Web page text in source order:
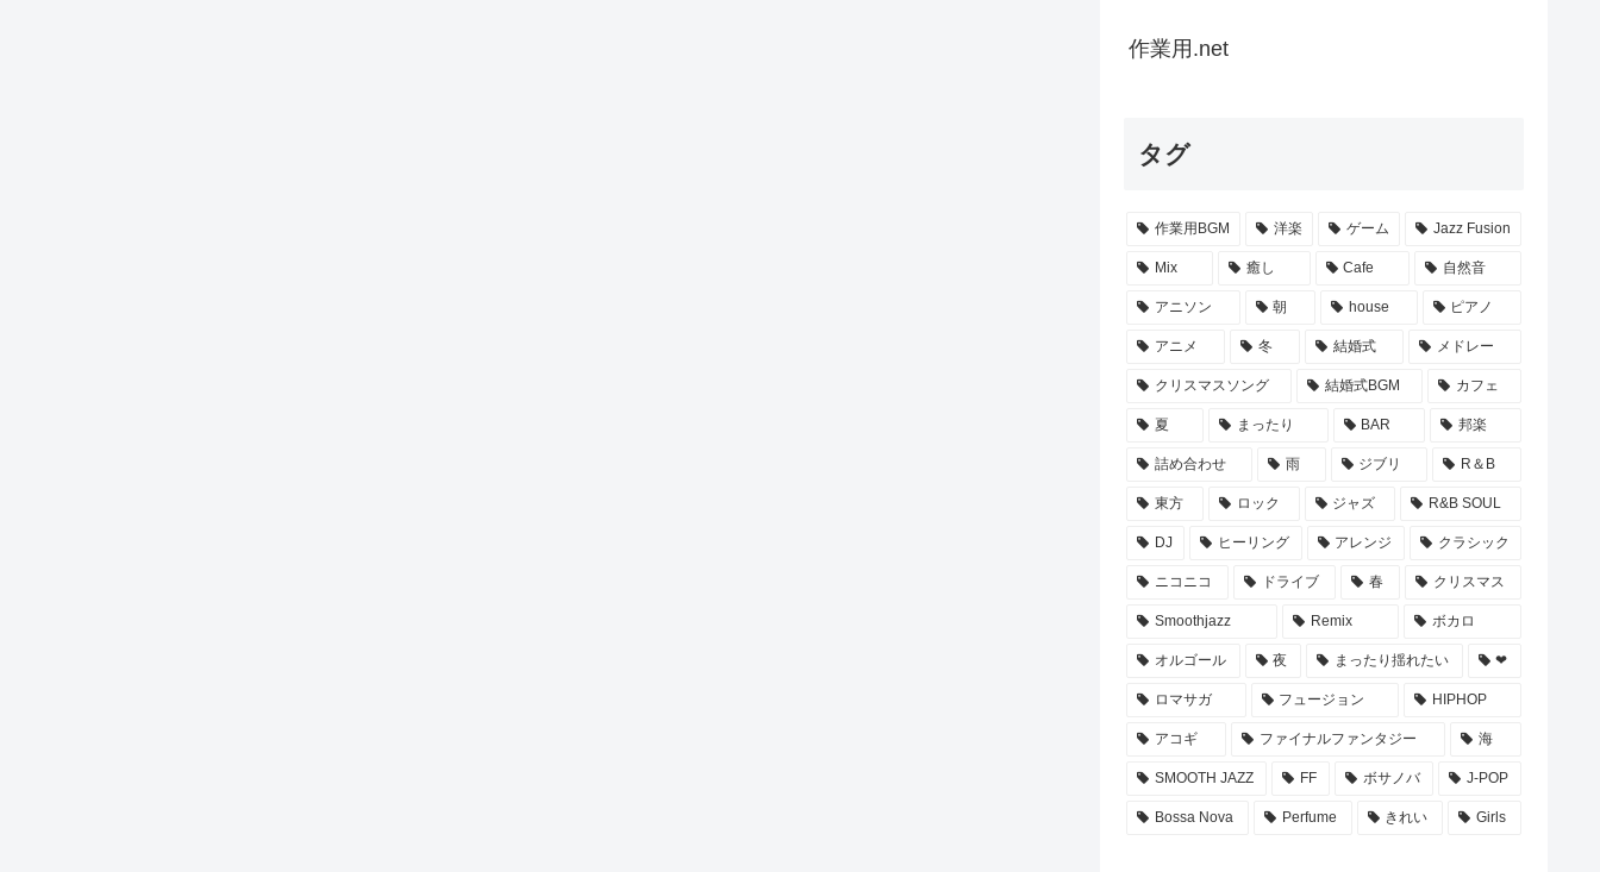
作業用.net
タグ
作業用BGM 洋楽 ゲーム Jazz Fusion
Mix 癒し Cafe 自然音
アニソン 朝 house ピアノ
アニメ 冬 結婚式 メドレー
クリスマスソング 結婚式BGM カフェ
夏 まったり BAR 邦楽
詰め合わせ 雨 ジブリ R＆B
東方 ロック ジャズ R&B SOUL
DJ ヒーリング アレンジ クラシック
ニコニコ ドライブ 春 クリスマス
Smoothjazz Remix ボカロ
オルゴール 夜 まったり揺れたい ❤
ロマサガ フュージョン HIPHOP
アコギ ファイナルファンタジー 海
SMOOTH JAZZ FF ボサノバ J-POP
Bossa Nova Perfume きれい Girls